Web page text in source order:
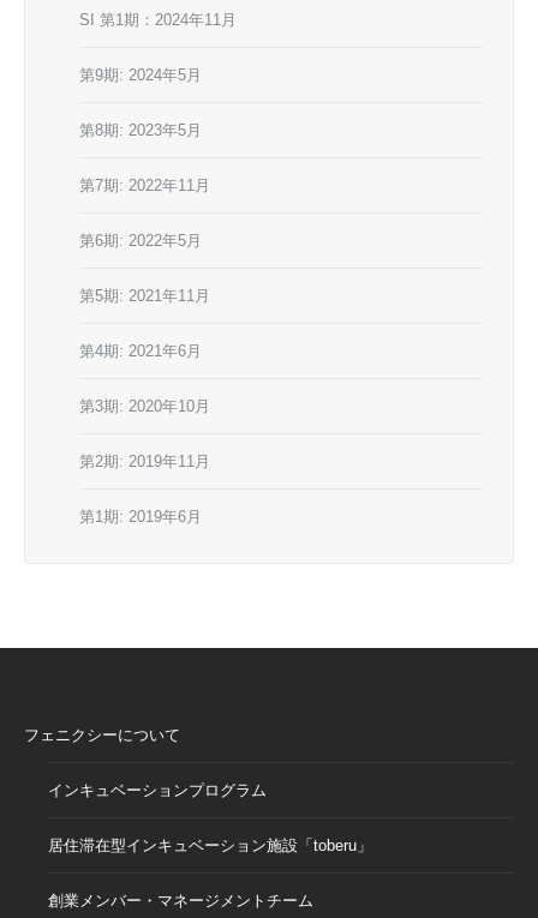
SI 第1期：2024年11月
第9期: 2024年5月
第8期: 2023年5月
第7期: 2022年11月
第6期: 2022年5月
第5期: 2021年11月
第4期: 2021年6月
第3期: 2020年10月
第2期: 2019年11月
第1期: 2019年6月
フェニクシーについて
インキュベーションプログラム
居住滞在型インキュベーション施設「toberu」
創業メンバー・マネージメントチーム